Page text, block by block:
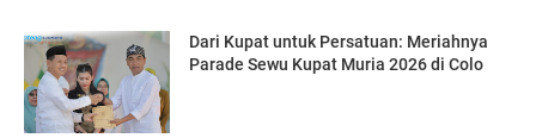
Dari Kupat untuk Persatuan: Meriahnya
Parade Sewu Kupat Muria 2026 di Colo